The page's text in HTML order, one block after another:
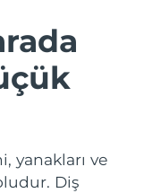
yanakları ve
Diş
teslim tarihi
teslim tarihi
teslim tarihi